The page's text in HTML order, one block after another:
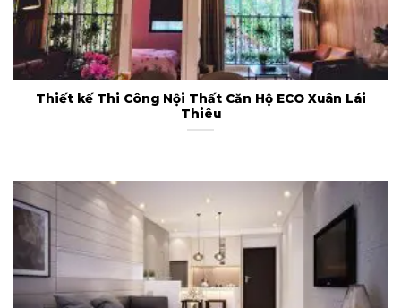
Thiết kế Thi Công Nội Thất Căn Hộ ECO Xuân Lái
Thiêu